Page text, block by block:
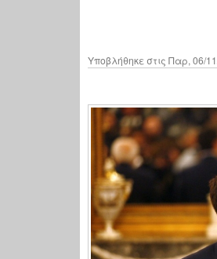
Υποβλήθηκε στις Παρ, 06/